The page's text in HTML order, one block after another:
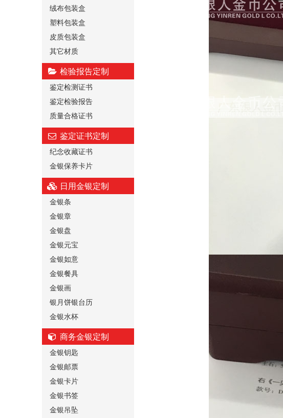
绒布包装盒
塑料包装盒
皮质包装盒
其它材质
检验报告定制
鉴定检测证书
鉴定检验报告
质量合格证书
鉴定证书定制
纪念收藏证书
金银保养卡片
日用金银定制
金银条
金银章
金银盘
金银元宝
金银如意
金银餐具
金银画
银月饼银台历
金银水杯
商务金银定制
金银钥匙
金银邮票
金银卡片
金银书签
金银吊坠